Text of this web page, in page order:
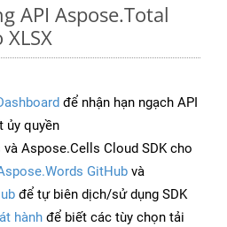
API Aspose.Total
XLSX
để nhận hạn ngạch API
ủy quyền
Aspose.Cells Cloud SDK cho
GitHub và
để tự biên dịch/sử dụng SDK
hành để biết các tùy chọn tải